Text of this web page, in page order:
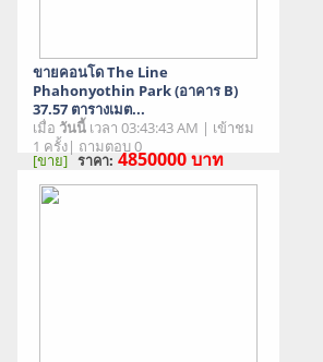
ขายคอนโด The Line
Phahonyothin Park (อาคาร B)
37.57 ตารางเมต...
เมื่อ วันนี้เวลา 03:43:43 AM | เข้าชม
1 ครั้ง| ถามตอบ 0
[ขาย]ราคา:4850000บาท